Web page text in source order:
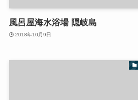
風呂屋海水浴場 隠岐島
2018年10月9日